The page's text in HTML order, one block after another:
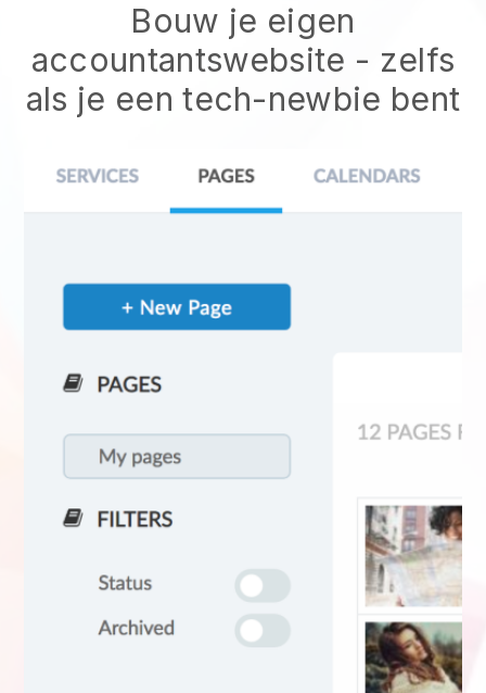
Bouw je eigen
accountantswebsite - zelfs
als je een tech-newbie bent